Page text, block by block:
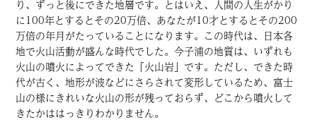
り、ずっと後にできた地層です。とはいえ、人間の人生がかり
に100年とするとその20万倍、あなたが10才とするとその200
万倍の年月がたっていることになります。この時代は、日本各
地で火山活動が盛んな時代でした。今子浦の地質は、いずれも
火山の噴火によってできた「火山岩」です。ただし、できた時
代が古く、地形が波などにさらされて変形しているため、富士
山の様にきれいな火山の形が残っておらず、どこから噴火して
きたかははっきりわかりません。